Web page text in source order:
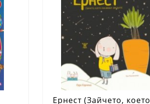
Ернест (Зайчето, което